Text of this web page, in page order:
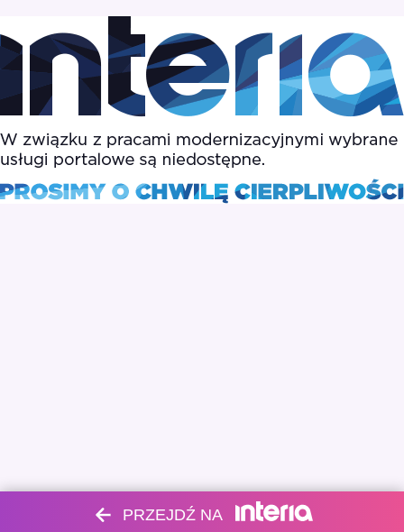
PRZEJDŹ NA